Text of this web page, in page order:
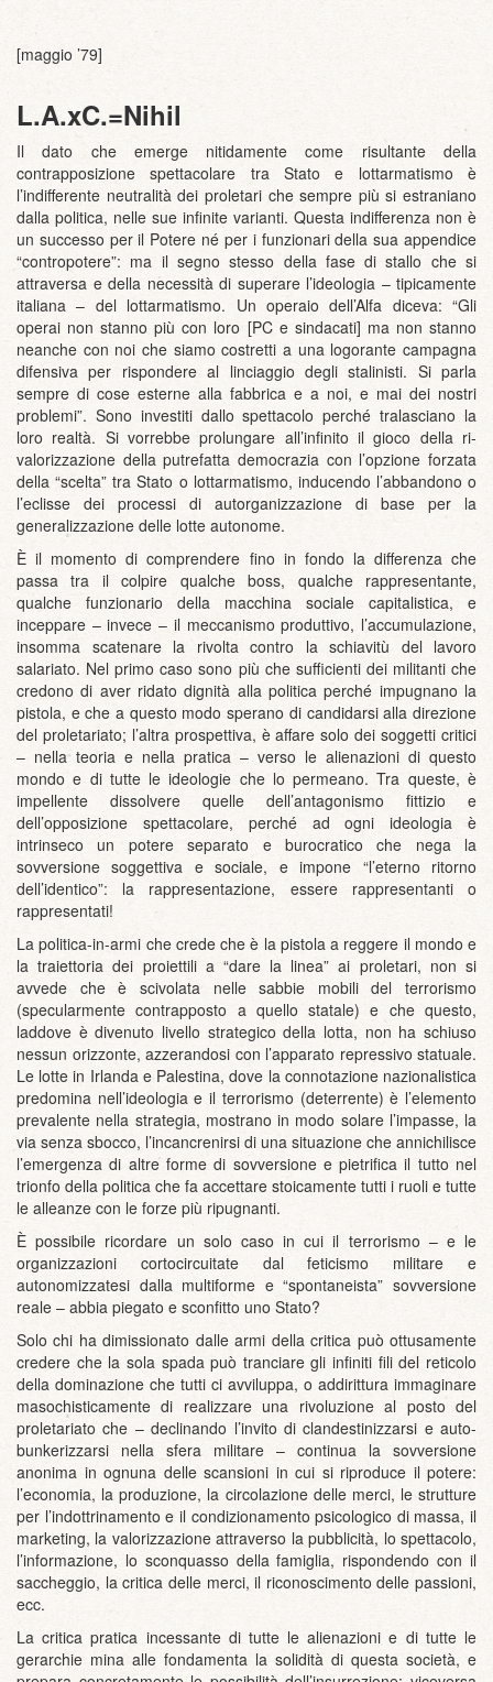
[maggio ’79]
L.A.xC.=Nihil
Il dato che emerge nitidamente come risultante della
contrapposizione spettacolare tra Stato e lottarmatismo è
l’indifferente neutralità dei proletari che sempre più si estraniano
dalla politica, nelle sue infinite varianti. Questa indifferenza non è
un successo per il Potere né per i funzionari della sua appendice
“contropotere”: ma il segno stesso della fase di stallo che si
attraversa e della necessità di superare l’ideologia – tipicamente
italiana – del lottarmatismo. Un operaio dell’Alfa diceva: “Gli
operai non stanno più con loro [PC e sindacati] ma non stanno
neanche con noi che siamo costretti a una logorante campagna
difensiva per rispondere al linciaggio degli stalinisti. Si parla
sempre di cose esterne alla fabbrica e a noi, e mai dei nostri
problemi”. Sono investiti dallo spettacolo perché tralasciano la
loro realtà. Si vorrebbe prolungare all’infinito il gioco della ri-
valorizzazione della putrefatta democrazia con l’opzione forzata
della “scelta” tra Stato o lottarmatismo, inducendo l’abbandono o
l’eclisse dei processi di autorganizzazione di base per la
generalizzazione delle lotte autonome.
È il momento di comprendere fino in fondo la differenza che
passa tra il colpire qualche boss, qualche rappresentante,
qualche funzionario della macchina sociale capitalistica, e
inceppare – invece – il meccanismo produttivo, l’accumulazione,
insomma scatenare la rivolta contro la schiavitù del lavoro
salariato. Nel primo caso sono più che sufficienti dei militanti che
credono di aver ridato dignità alla politica perché impugnano la
pistola, e che a questo modo sperano di candidarsi alla direzione
del proletariato; l’altra prospettiva, è affare solo dei soggetti critici
– nella teoria e nella pratica – verso le alienazioni di questo
mondo e di tutte le ideologie che lo permeano. Tra queste, è
impellente dissolvere quelle dell’antagonismo fittizio e
dell’opposizione spettacolare, perché ad ogni ideologia è
intrinseco un potere separato e burocratico che nega la
sovversione soggettiva e sociale, e impone “l’eterno ritorno
dell’identico”: la rappresentazione, essere rappresentanti o
rappresentati!
La politica-in-armi che crede che è la pistola a reggere il mondo e
la traiettoria dei proiettili a “dare la linea” ai proletari, non si
avvede che è scivolata nelle sabbie mobili del terrorismo
(specularmente contrapposto a quello statale) e che questo,
laddove è divenuto livello strategico della lotta, non ha schiuso
nessun orizzonte, azzerandosi con l’apparato repressivo statuale.
Le lotte in Irlanda e Palestina, dove la connotazione nazionalistica
predomina nell’ideologia e il terrorismo (deterrente) è l’elemento
prevalente nella strategia, mostrano in modo solare l’impasse, la
via senza sbocco, l’incancrenirsi di una situazione che annichilisce
l’emergenza di altre forme di sovversione e pietrifica il tutto nel
trionfo della politica che fa accettare stoicamente tutti i ruoli e tutte
le alleanze con le forze più ripugnanti.
È possibile ricordare un solo caso in cui il terrorismo – e le
organizzazioni cortocircuitate dal feticismo militare e
autonomizzatesi dalla multiforme e “spontaneista” sovversione
reale – abbia piegato e sconfitto uno Stato?
Solo chi ha dimissionato dalle armi della critica può ottusamente
credere che la sola spada può tranciare gli infiniti fili del reticolo
della dominazione che tutti ci avviluppa, o addirittura immaginare
masochisticamente di realizzare una rivoluzione al posto del
proletariato che – declinando l’invito di clandestinizzarsi e auto-
bunkerizzarsi nella sfera militare – continua la sovversione
anonima in ognuna delle scansioni in cui si riproduce il potere:
l’economia, la produzione, la circolazione delle merci, le strutture
per l’indottrinamento e il condizionamento psicologico di massa, il
marketing, la valorizzazione attraverso la pubblicità, lo spettacolo,
l’informazione, lo sconquasso della famiglia, rispondendo con il
saccheggio, la critica delle merci, il riconoscimento delle passioni,
ecc.
La critica pratica incessante di tutte le alienazioni e di tutte le
gerarchie mina alle fondamenta la solidità di questa società, e